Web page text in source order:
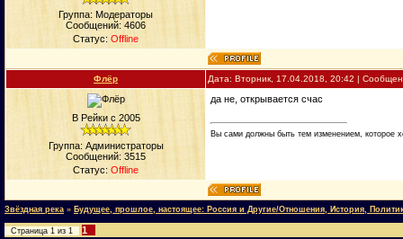
Группа: Модераторы
Сообщений: 4606
Статус: Offline
Флёр Дата: Вторник, 17.04.2018, 20:42 |
В Рейки с 2005
Группа: Администраторы
Сообщений: 3515
Статус: Offline
да не, открывается счас
Вы сами должны быть тем изменением, которое
Звёздная река » Будущее, прошлое, настоящее: Россия и Другие/Отношения, История,
Страница 1 из 1 1